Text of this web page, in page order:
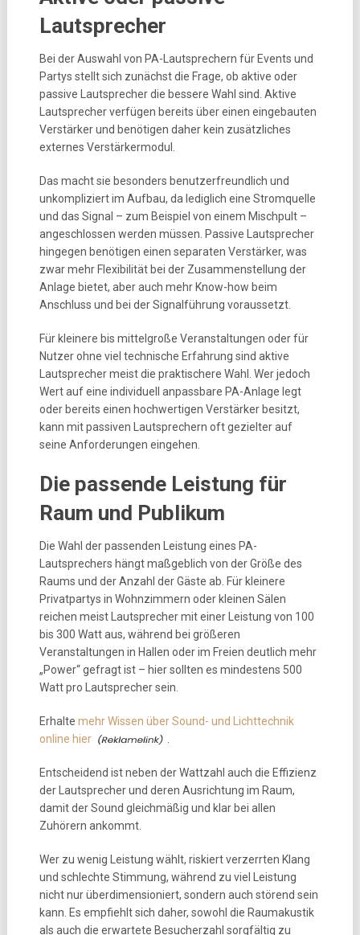
Lautsprecher
Bei der Auswahl von PA-Lautsprechern für Events und
Partys stellt sich zunächst die Frage, ob aktive oder
passive Lautsprecher die bessere Wahl sind. Aktive
Lautsprecher verfügen bereits über einen eingebauten
Verstärker und benötigen daher kein zusätzliches
externes Verstärkermodul.
Das macht sie besonders benutzerfreundlich und
unkompliziert im Aufbau, da lediglich eine Stromquelle
und das Signal – zum Beispiel von einem Mischpult –
angeschlossen werden müssen. Passive Lautsprecher
hingegen benötigen einen separaten Verstärker, was
zwar mehr Flexibilität bei der Zusammenstellung der
Anlage bietet, aber auch mehr Know-how beim
Anschluss und bei der Signalführung voraussetzt.
Für kleinere bis mittelgroße Veranstaltungen oder für
Nutzer ohne viel technische Erfahrung sind aktive
Lautsprecher meist die praktischere Wahl. Wer jedoch
Wert auf eine individuell anpassbare PA-Anlage legt
oder bereits einen hochwertigen Verstärker besitzt,
kann mit passiven Lautsprechern oft gezielter auf
seine Anforderungen eingehen.
Die passende Leistung für
Raum und Publikum
Die Wahl der passenden Leistung eines PA-
Lautsprechers hängt maßgeblich von der Größe des
Raums und der Anzahl der Gäste ab. Für kleinere
Privatpartys in Wohnzimmern oder kleinen Sälen
reichen meist Lautsprecher mit einer Leistung von 100
bis 300 Watt aus, während bei größeren
Veranstaltungen in Hallen oder im Freien deutlich mehr
„Power“ gefragt ist – hier sollten es mindestens 500
Watt pro Lautsprecher sein.
Erhalte mehr Wissen über Sound- und Lichttechnik
online hier
Entscheidend ist neben der Wattzahl auch die Effizienz
der Lautsprecher und deren Ausrichtung im Raum,
damit der Sound gleichmäßig und klar bei allen
Zuhörern ankommt.
Wer zu wenig Leistung wählt, riskiert verzerrten Klang
und schlechte Stimmung, während zu viel Leistung
nicht nur überdimensioniert, sondern auch störend sein
kann. Es empfiehlt sich daher, sowohl die Raumakustik
als auch die erwartete Besucherzahl sorgfältig zu